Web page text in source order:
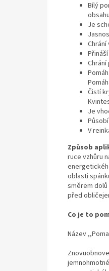
Bílý
Je
Čistí
Je
V
Způsob
ruce vzhůru
oblasti
směrem
před
Co je to
Název